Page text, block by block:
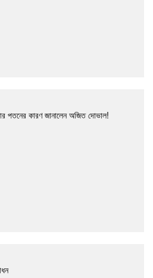
পতনের কারণ জানালেন অজিত দোভাল!